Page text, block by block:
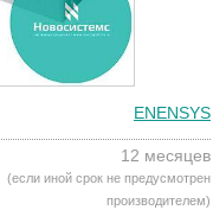
ENENSYS
12 месяцев
(если иной срок не предусмотрен
производителем)